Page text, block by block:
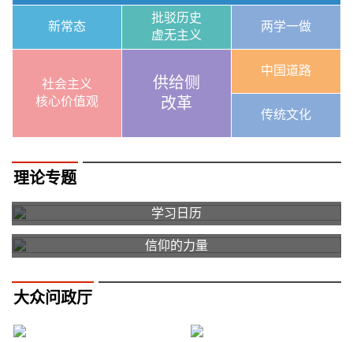
新常态
批驳历史
虚无主义
两学一做
社会主义
核心价值观
供给侧
改革
中国道路
传统文化
理论专题
学习日历
信仰的力量
大众问政厅